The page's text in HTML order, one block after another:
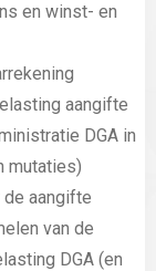
en winst- en
aangifte
DGA in
mutaties)
de aangifte
van de
DGA (en